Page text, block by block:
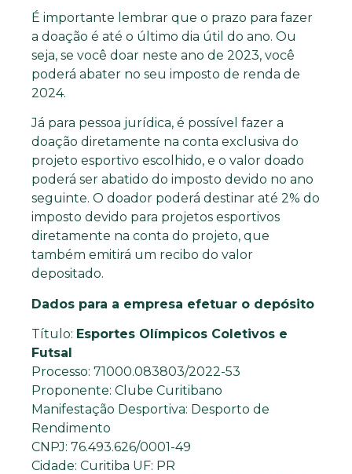
É importante lembrar que o prazo para fazer
a doação é até o último dia útil do ano. Ou
seja, se você doar neste ano de 2023, você
poderá abater no seu imposto de renda de
2024.
Já para pessoa jurídica, é possível fazer a
doação diretamente na conta exclusiva do
projeto esportivo escolhido, e o valor doado
poderá ser abatido do imposto devido no ano
seguinte. O doador poderá destinar até 2% do
imposto devido para projetos esportivos
diretamente na conta do projeto, que
também emitirá um recibo do valor
depositado.
Dados para a empresa efetuar o depósito
Título: Esportes Olímpicos Coletivos e
Futsal
Processo: 71000.083803/2022-53
Proponente: Clube Curitibano
Manifestação Desportiva: Desporto de
Rendimento
CNPJ: 76.493.626/0001-49
Cidade: Curitiba UF: PR